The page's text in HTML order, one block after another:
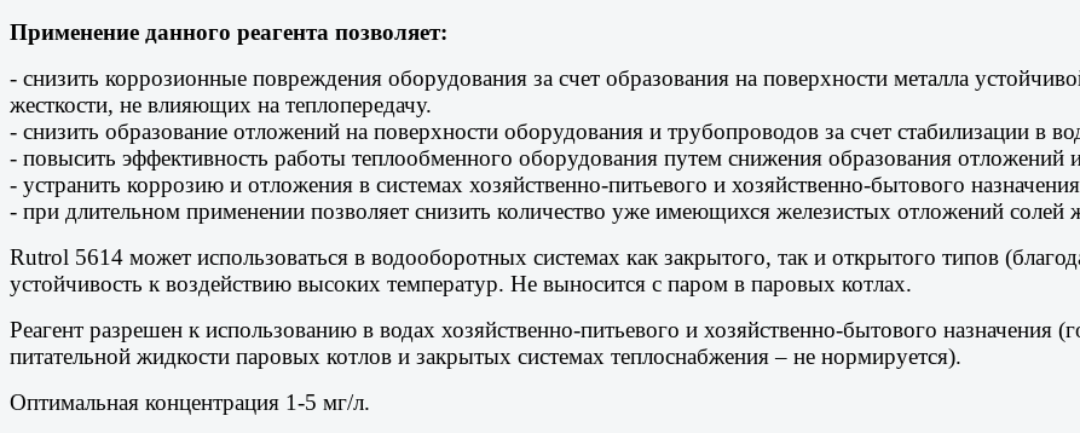
Применение данного реагента позволяет:
- снизить коррозионные повреждения оборудования за счет образования на поверхности металла
жесткости, не влияющих на теплопередачу.
- снизить образование отложений на поверхности оборудования и трубопроводов за счет стабилизации в
- повысить эффективность работы теплообменного оборудования путем снижения образования отложений
- устранить коррозию и отложения в системах хозяйственно-питьевого и хозяйственно-бытового
- при длительном применении позволяет снизить количество уже имеющихся железистых отложений солей
Rutrol 5614 может использоваться в водооборотных системах как закрытого, так и открытого типов
устойчивость к воздействию высоких температур. Не выносится с паром в паровых котлах.
Реагент разрешен к использованию в водах хозяйственно-питьевого и хозяйственно-бытового
питательной жидкости паровых котлов и закрытых системах теплоснабжения – не нормируется).
Оптимальная концентрация 1-5 мг/л.